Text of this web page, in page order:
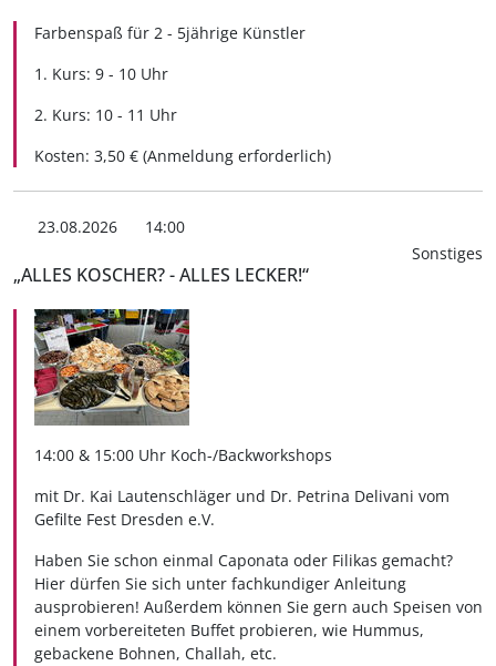
Farbenspaß für 2 - 5jährige Künstler
1. Kurs: 9 - 10 Uhr
2. Kurs: 10 - 11 Uhr
Kosten: 3,50 € (Anmeldung erforderlich)
23.08.2026
14:00
Sonstiges
„ALLES KOSCHER? - ALLES LECKER!“
14:00 & 15:00 Uhr Koch-/Backworkshops
mit Dr. Kai Lautenschläger und Dr. Petrina Delivani vom
Gefilte Fest Dresden e.V.
Haben Sie schon einmal Caponata oder Filikas gemacht?
Hier dürfen Sie sich unter fachkundiger Anleitung
ausprobieren! Außerdem können Sie gern auch Speisen von
einem vorbereiteten Buffet probieren, wie Hummus,
gebackene Bohnen, Challah, etc.